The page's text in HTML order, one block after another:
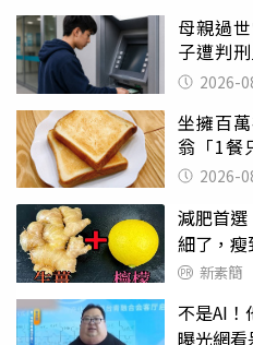
母親過
子遭判
罪 2026-
坐擁百
翁「1餐
瘦嚇壞
2026-
減肥首
細了，
新素簡
不是AI
曝光網看